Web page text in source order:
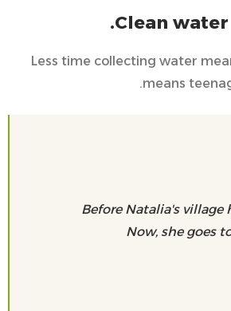
Clean
Less time collecting water
means
Before Natalia's village
Now, she goes